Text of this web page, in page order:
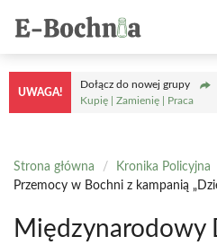
treści
UWAGA!
Dołącz do nowej grupy
Kupię | Zamienię | Praca
Strona główna / Kronika Policyjna
Przemocy w Bochni z kampanią
Międzynarodowy